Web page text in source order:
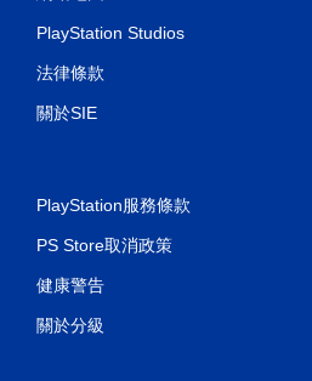
PlayStation Studios
法律條款
關於SIE
PlayStation服務條款
PS Store取消政策
健康警告
關於分級